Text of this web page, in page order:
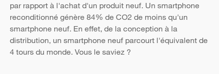
par rapport à l'achat d'un produit neuf. Un smartphone
reconditionné génère 84% de CO2 de moins qu'un
smartphone neuf. En effet, de la conception à la
distribution, un smartphone neuf parcourt l'équivalent de
4 tours du monde. Vous le saviez ?